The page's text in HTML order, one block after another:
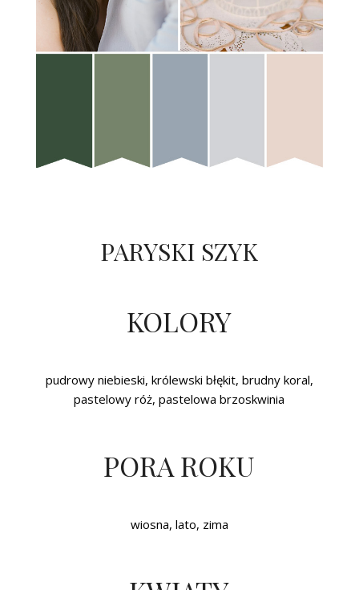
PARYSKI SZYK
KOLORY
pudrowy niebieski, królewski błękit, brudny koral,
pastelowy róż, pastelowa brzoskwinia
PORA ROKU
wiosna, lato, zima